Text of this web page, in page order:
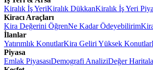
Kiralık İş YeriKiralık DükkanKiralık İş Yeri
Kiracı Araçları
Kira Değerini ÖğrenNe Kadar Ödeyebilirim
İlanlar
Yatırımlık KonutlarKira Geliri Yüksek Konutlar
Piyasa
Emlak PiyasasıDemografi AnaliziDeğer